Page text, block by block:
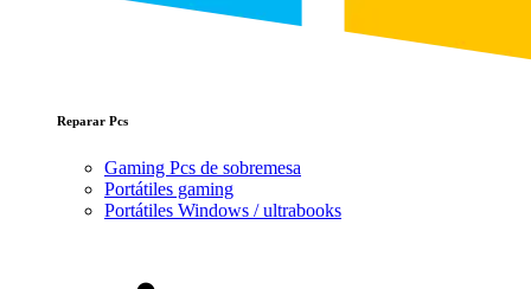
Reparar Pcs
Gaming Pcs de sobremesa
Portátiles gaming
Portátiles Windows / ultrabooks